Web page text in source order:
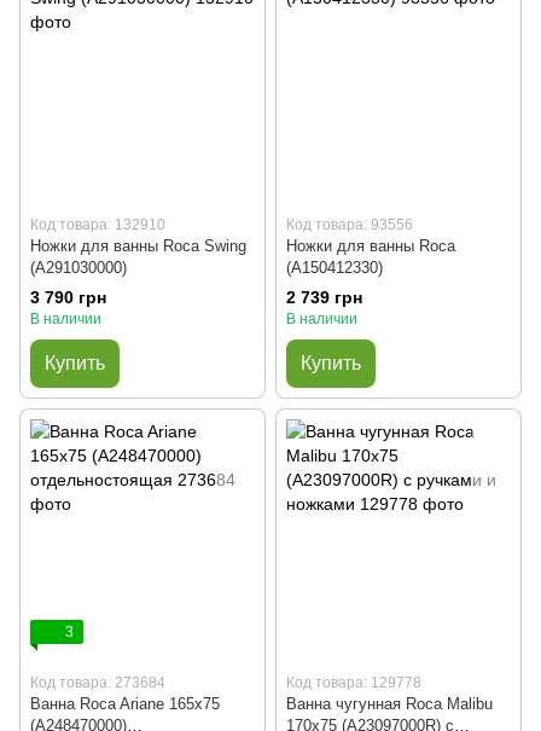
Код товара: 132910
Ножки для ванны Roca Swing
(A291030000)
3 790 грн
В наличии
Купить
Код товара: 93556
Ножки для ванны Roca
(A150412330)
2 739 грн
В наличии
Купить
3
Код товара: 273684
Ванна Roca Ariane 165x75
(A248470000)
Код товара: 129778
Ванна чугунная Roca Malibu
170x75 (A23097000R) с